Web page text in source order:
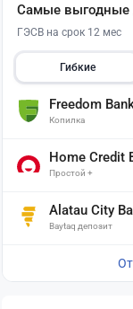
Самые выгодные
ГЭСВ на срок 12 мес
Гибкие
Freedom
Копилка
Home Credit
Простой +
Alatau City
Baytaq депозит